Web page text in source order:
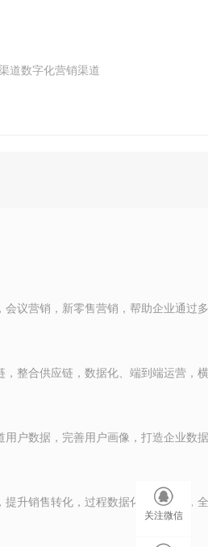
道数字化营销渠道
议营销，新零售营销，帮助企业通过
整合供应链，数据化、端到端运营，
户数据，完善用户画像，打造企业数
升销售转化，过程数据化、可视化，
关注微信